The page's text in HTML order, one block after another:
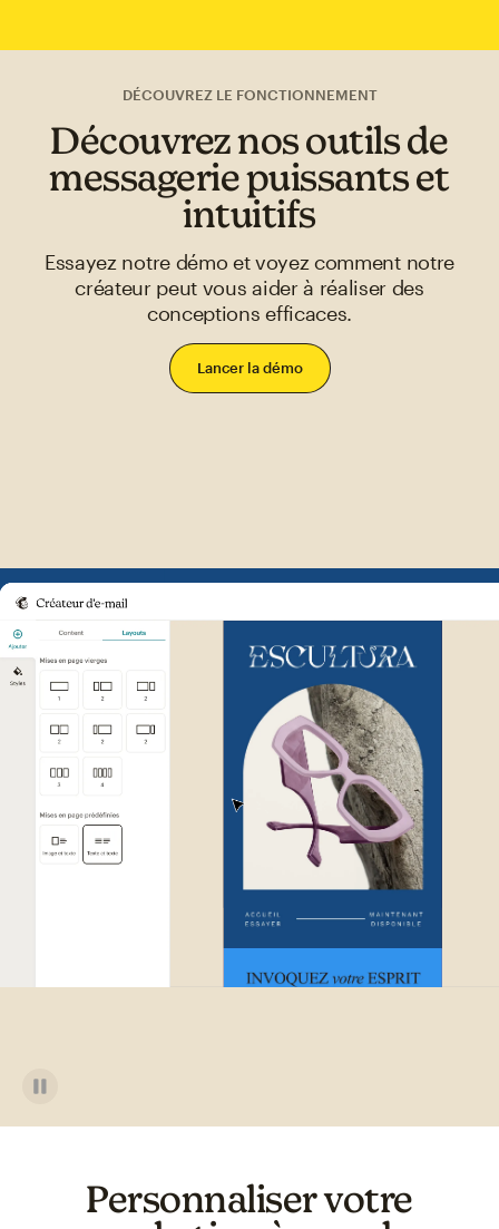
DÉCOUVREZ LE FONCTIONNEMENT
Découvrez nos outils de
messagerie puissants et
intuitifs
Essayez notre démo et voyez comment notre
créateur peut vous aider à réaliser des
conceptions efficaces.
Lancer la démo
Exemple d'interface
Personnaliser votre